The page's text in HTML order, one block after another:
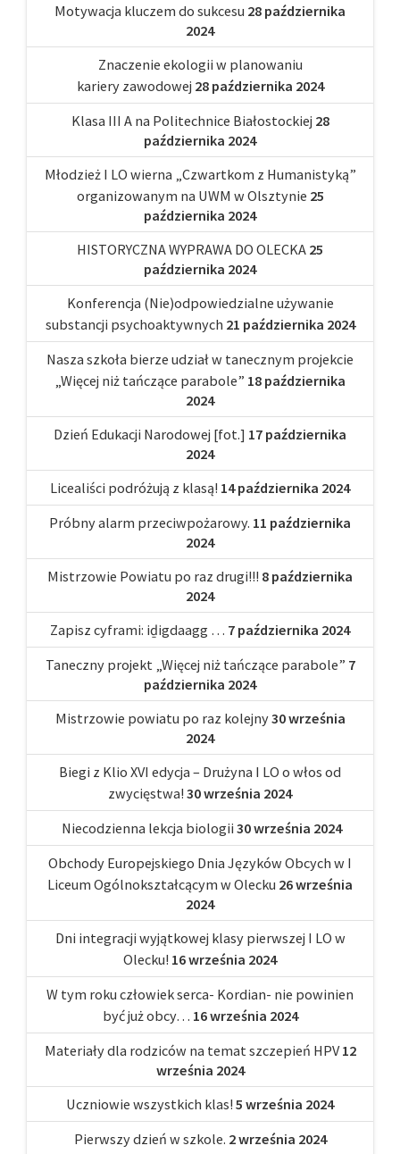
Motywacja kluczem do sukcesu 28 października
2024
Znaczenie ekologii w planowaniu
kariery zawodowej 28 października 2024
Klasa III A na Politechnice Białostockiej 28
października 2024
Młodzież I LO wierna „Czwartkom z Humanistyką”
organizowanym na UWM w Olsztynie 25
października 2024
HISTORYCZNA WYPRAWA DO OLECKA 25
października 2024
Konferencja (Nie)odpowiedzialne używanie
substancji psychoaktywnych 21 października 2024
Nasza szkoła bierze udział w tanecznym projekcie
„Więcej niż tańczące parabole” 18 października
2024
Dzień Edukacji Narodowej [fot.] 17 października
2024
Licealiści podróżują z klasą! 14 października 2024
Próbny alarm przeciwpożarowy. 11 października
2024
Mistrzowie Powiatu po raz drugi!!! 8 października
2024
Zapisz cyframi: iḏigdaagg … 7 października 2024
Taneczny projekt „Więcej niż tańczące parabole” 7
października 2024
Mistrzowie powiatu po raz kolejny30 września
2024
Biegi z Klio XVI edycja – Drużyna I LO o włos od
zwycięstwa! 30 września 2024
Niecodzienna lekcja biologii 30 września 2024
Obchody Europejskiego Dnia Języków Obcych w I
Liceum Ogólnokształcącym w Olecku 26 września
2024
Dni integracji wyjątkowej klasy pierwszej I LO w
Olecku! 16 września 2024
W tym roku człowiek serca- Kordian- nie powinien
być już obcy… 16 września 2024
Materiały dla rodziców na temat szczepień HPV 12
września 2024
Uczniowie wszystkich klas! 5 września 2024
Pierwszy dzień w szkole. 2 września 2024